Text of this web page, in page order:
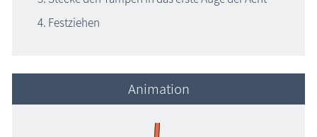
BlogFestziehen
Animation